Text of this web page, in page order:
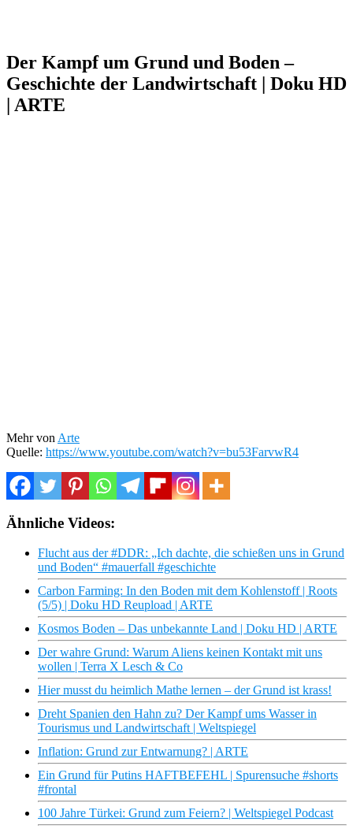
Der Kampf um Grund und Boden –
Geschichte der Landwirtschaft | Doku HD
| ARTE
Mehr von Arte
Quelle: https://www.youtube.com/watch?v=bu53FarvwR4
Ähnliche Videos:
Flucht aus der #DDR: „Ich dachte, die schießen uns in Grund
und Boden“ #mauerfall #geschichte
Carbon Farming: In den Boden mit dem Kohlenstoff | Roots
(5/5) | Doku HD Reupload | ARTE
Kosmos Boden – Das unbekannte Land | Doku HD | ARTE
Der wahre Grund: Warum Aliens keinen Kontakt mit uns
wollen | Terra X Lesch & Co
Hier musst du heimlich Mathe lernen – der Grund ist krass!
Dreht Spanien den Hahn zu? Der Kampf ums Wasser in
Tourismus und Landwirtschaft | Weltspiegel
Inflation: Grund zur Entwarnung? | ARTE
Ein Grund für Putins HAFTBEFEHL | Spurensuche #shorts
#frontal
100 Jahre Türkei: Grund zum Feiern? | Weltspiegel Podcast